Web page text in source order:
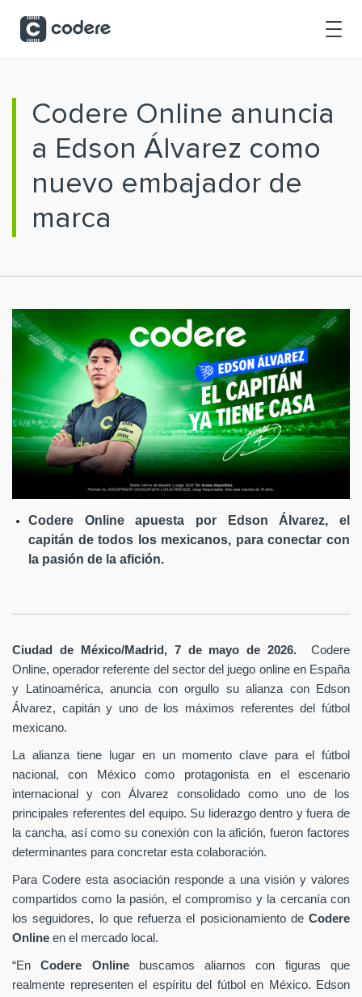
Codere Online anuncia
a Edson Álvarez como
nuevo embajador de
marca
Codere Online apuesta por Edson Álvarez, el
capitán de todos los mexicanos, para conectar con
la pasión de la afición.
Ciudad de México/Madrid, 7 de mayo de 2026. Codere
Online, operador referente del sector del juego online en España
y Latinoamérica, anuncia con orgullo su alianza con Edson
Álvarez, capitán y uno de los máximos referentes del fútbol
mexicano.
La alianza tiene lugar en un momento clave para el fútbol
nacional, con México como protagonista en el escenario
internacional y con Álvarez consolidado como uno de los
principales referentes del equipo. Su liderazgo dentro y fuera de
la cancha, así como su conexión con la afición, fueron factores
determinantes para concretar esta colaboración.
Para Codere esta asociación responde a una visión y valores
compartidos como la pasión, el compromiso y la cercanía con
los seguidores, lo que refuerza el posicionamiento de Codere
Online en el mercado local.
“EnCodere Onlinebuscamos aliarnos con figuras que
realmente representen el espíritu del fútbol en México. Edson